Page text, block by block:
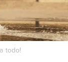
todo!